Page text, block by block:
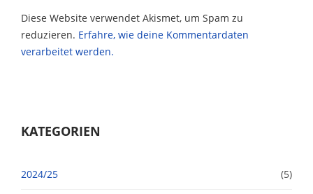
Diese Website verwendet Akismet, um Spam zu
reduzieren. Erfahre, wie deine Kommentardaten
verarbeitet werden.
KATEGORIEN
2024/25 (5)